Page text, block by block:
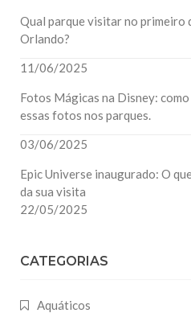
Qual parque visitar no primeiro
Orlando?
11/06/2025
Fotos Mágicas na Disney:
essas fotos nos parques.
03/06/2025
Epic Universe inaugurado: O
da sua visita
22/05/2025
CATEGORIAS
Aquáticos